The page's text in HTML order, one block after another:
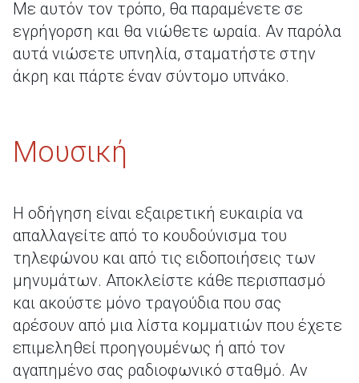
Με αυτόν τον τρόπο, θα παραμένετε σε
εγρήγορση και θα νιώθετε ωραία. Αν παρόλα
αυτά νιώσετε υπνηλία, σταματήστε στην
άκρη και πάρτε έναν σύντομο υπνάκο.
Μουσική
Η οδήγηση είναι εξαιρετική ευκαιρία να
απαλλαγείτε από το κουδούνισμα του
τηλεφώνου και από τις ειδοποιήσεις των
μηνυμάτων. Αποκλείστε κάθε περισπασμό
και ακούστε μόνο τραγούδια που σας
αρέσουν από μια λίστα κομματιών που έχετε
επιμεληθεί προηγουμένως ή από τον
αγαπημένο σας ραδιοφωνικό σταθμό. Αν